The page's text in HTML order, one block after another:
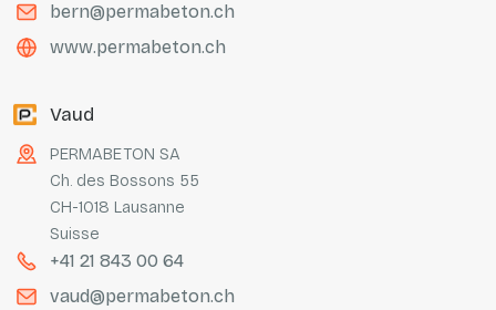
bern@permabeton.ch
www.permabeton.ch
Vaud
PERMABETON SA
Ch. des Bossons 55
CH-1018 Lausanne
Suisse
+41 21 843 00 64
vaud@permabeton.ch